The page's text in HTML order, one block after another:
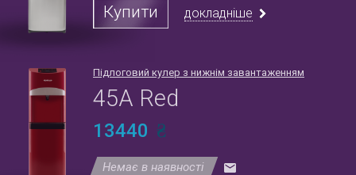
Купити докладніше
Підлоговий кулер з нижнім завантаженням
45A Red
13440
Немає в наявності